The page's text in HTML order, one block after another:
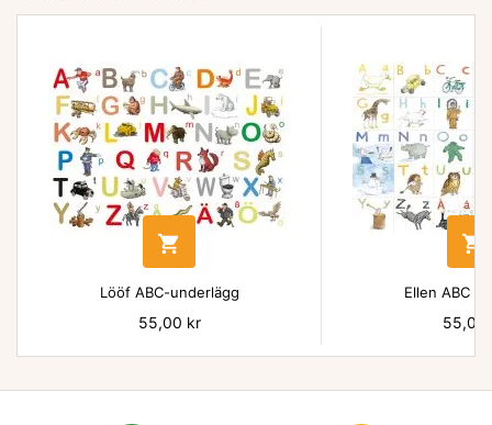

Lööf ABC-underlägg
Pris
55,00 kr

Ellen ABC
Pris
55,00